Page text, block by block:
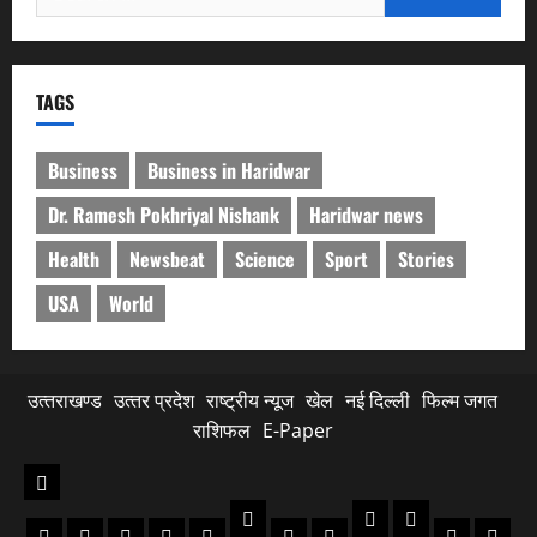
for:
TAGS
Business
Business in Haridwar
Dr. Ramesh Pokhriyal Nishank
Haridwar news
Health
Newsbeat Science Sport
Stories
USA
World
उत्‍तराखण्‍ड उत्‍तर प्रदेश राष्ट्रीय न्यूज खेल नई दिल्ली फिल्‍म जगत
राशिफल E-Paper
उत्‍तराखण्‍ड
नैनीताल
गढ़वालटिहरी